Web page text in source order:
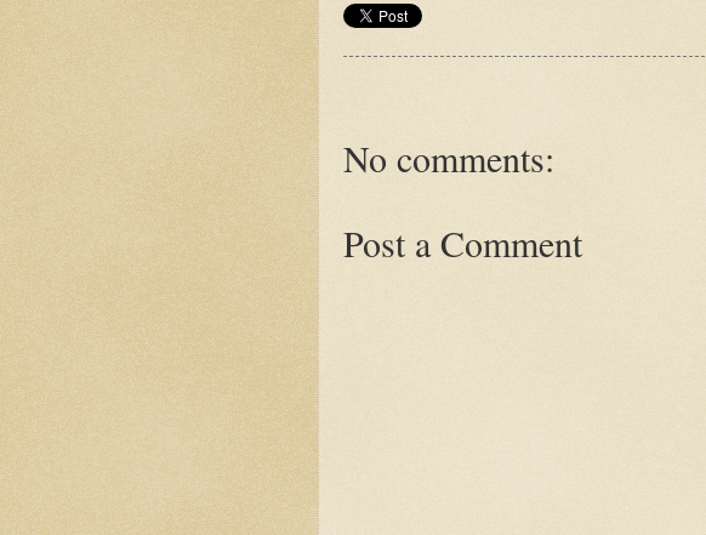
No comments:
Post a Comment